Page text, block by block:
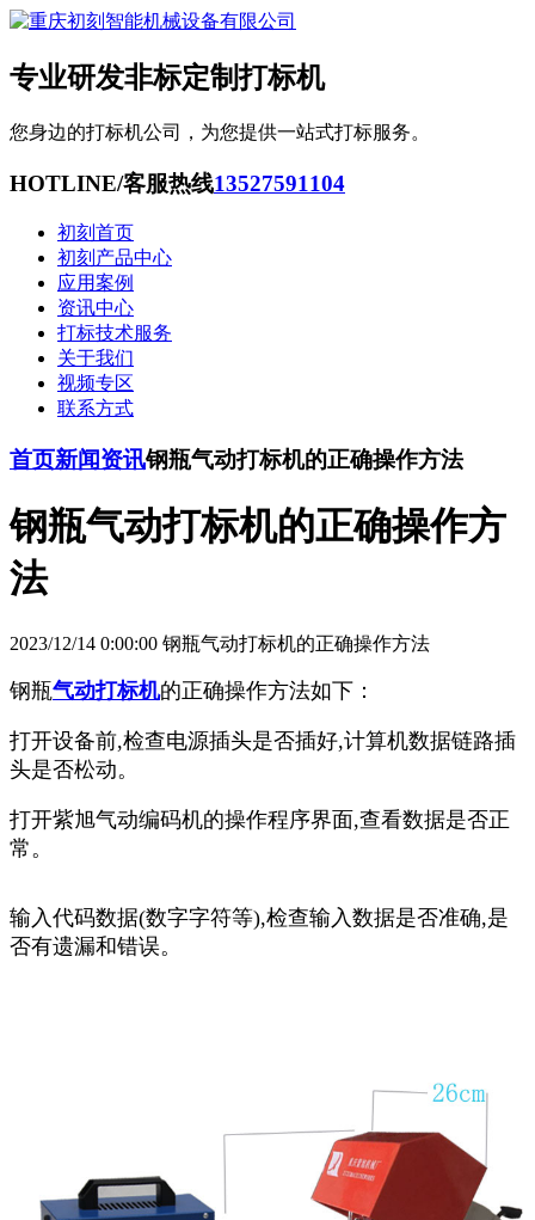
专业研发非标定制打标机
您身边的打标机公司，为您提供一站式打标服务。
HOTLINE/客服热线13527591104
初刻首页
初刻产品中心
应用案例
资讯中心
打标技术服务
关于我们
视频专区
联系方式
首页新闻资讯钢瓶气动打标机的正确操作方法
钢瓶气动打标机的正确操作方
法
2023/12/14 0:00:00 钢瓶气动打标机的正确操作方法
钢瓶气动打标机的正确操作方法如下：
打开设备前,检查电源插头是否插好,计算机数据链路插
头是否松动。
打开紫旭气动编码机的操作程序界面,查看数据是否正
常。
输入代码数据(数字字符等),检查输入数据是否准确,是
否有遗漏和错误。